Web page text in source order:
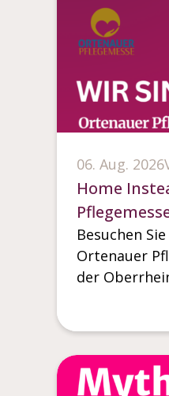
06. Aug. 2026
Home
Besuchen
Ortenauer
der